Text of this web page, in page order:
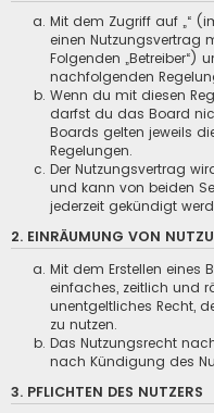
Mit dem Zugriff auf „“
einen Nutzungsvertrag
Folgenden „Betreiber“)
nachfolgenden
Wenn du mit diesen
darfst du das Board
Boards gelten jeweils
Regelungen.
Der Nutzungsvertrag
und kann von beiden
jederzeit gekündigt
2. EINRÄUMUNG VON
Mit dem Erstellen eines
einfaches, zeitlich und
unentgeltliches Recht,
zu nutzen.
Das Nutzungsrecht
nach Kündigung des
3. PFLICHTEN DES NUTZERS